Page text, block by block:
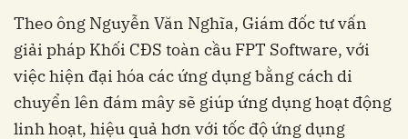
Theo ông Nguyễn Văn Nghĩa, Giám đốc tư vấn
giải pháp Khối CĐS toàn cầu FPT Software, với
việc hiện đại hóa các ứng dụng bằng cách di
chuyển lên đám mây sẽ giúp ứng dụng hoạt động
linh hoạt, hiệu quả hơn với tốc độ ứng dụng